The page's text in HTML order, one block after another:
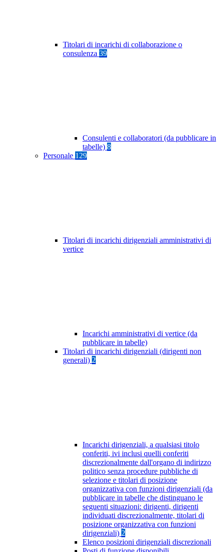
Titolari di incarichi di collaborazione o
consulenza 39
Consulenti e collaboratori (da pubblicare in
tabelle) 8
Personale 129
Titolari di incarichi dirigenziali amministrativi di
vertice
Incarichi amministrativi di vertice (da
pubblicare in tabelle)
Titolari di incarichi dirigenziali (dirigenti non
generali) 2
Incarichi dirigenziali, a qualsiasi titolo
conferiti, ivi inclusi quelli conferiti
discrezionalmente dall'organo di indirizzo
politico senza procedure pubbliche di
selezione e titolari di posizione
organizzativa con funzioni dirigenziali (da
pubblicare in tabelle che distinguano le
seguenti situazioni: dirigenti, dirigenti
individuati discrezionalmente, titolari di
posizione organizzativa con funzioni
dirigenziali) 2
Elenco posizioni dirigenziali discrezionali